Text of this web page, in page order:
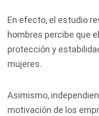
En efecto, el estudio
hombres percibe que
protección y
mujeres.
Asimismo,
motivación de los